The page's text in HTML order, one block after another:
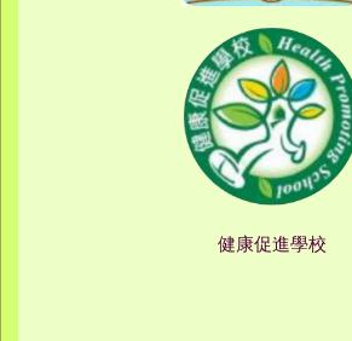
健康促進學校